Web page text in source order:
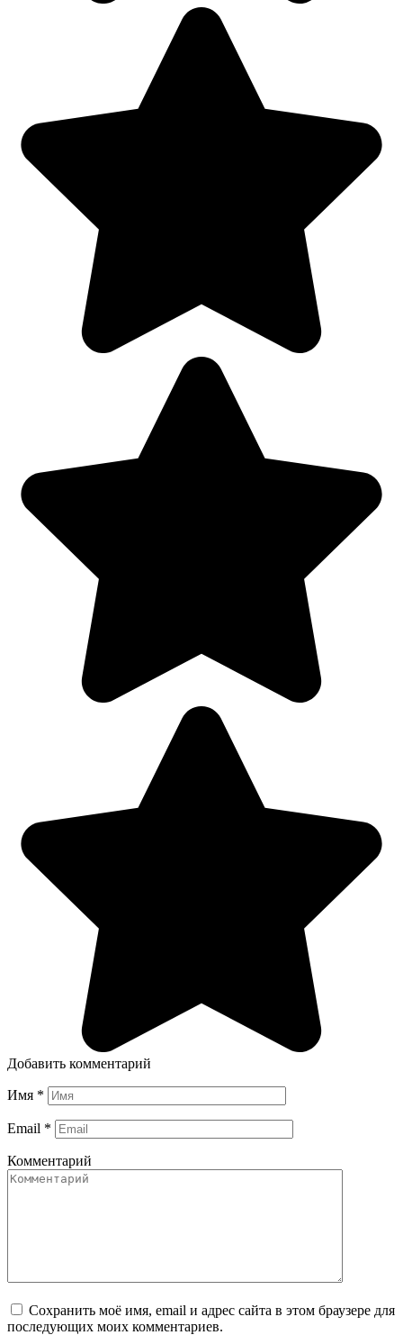
Добавить комментарий
Имя *
Email *
Комментарий
Сохранить моё имя, email и адрес сайта в этом браузере для
последующих моих комментариев.